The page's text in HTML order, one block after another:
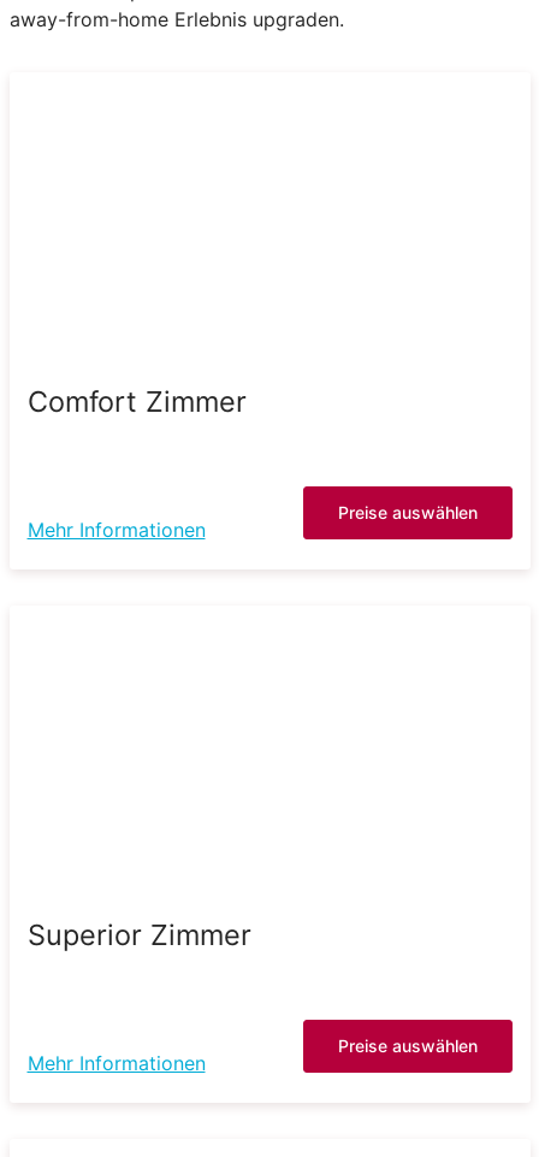
away-from-home Erlebnis upgraden.
Comfort Zimmer
Mehr Informationen
Preise auswählen
Superior Zimmer
Mehr Informationen
Preise auswählen